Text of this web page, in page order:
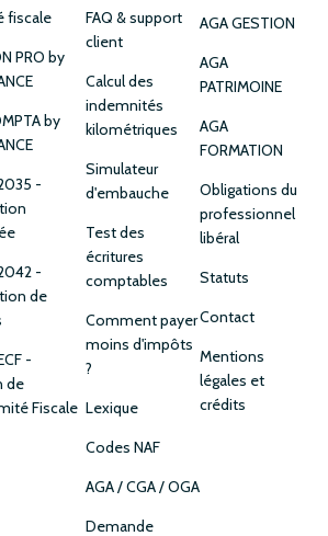
fiscale
PRO by
by
-
-
de
-
de
Fiscale
FAQ & support
client
Calcul des
indemnités
kilométriques
Simulateur
d'embauche
Test des
écritures
comptables
Comment payer
moins d'impôts
?
Lexique
Codes NAF
AGA / CGA / OGA
Demande
AGA GESTION
AGA
PATRIMOINE
AGA
FORMATION
Obligations du
professionnel
libéral
Statuts
Contact
Mentions
légales et
crédits